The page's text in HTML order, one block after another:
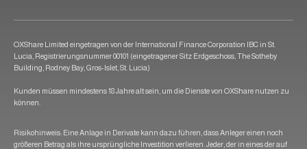
OXShare Limited eingetragen von der International Finance Corporation IBC in St.
Lucia, Registrierungsnummer 00101 (eingetragener Sitz Erdgeschoss, The Sotheby
Building, Rodney Bay, Gros-Islet, St. Lucia)
Kunden müssen mindestens 18 Jahre alt sein, um die Dienste von OXShare nutzen zu
können.
Risikohinweis: Eine Anlage in Derivate kann dazu führen, dass Anleger einen noch
größeren Betrag als ihre ursprüngliche Investition verlieren. Jeder, der in eines der auf